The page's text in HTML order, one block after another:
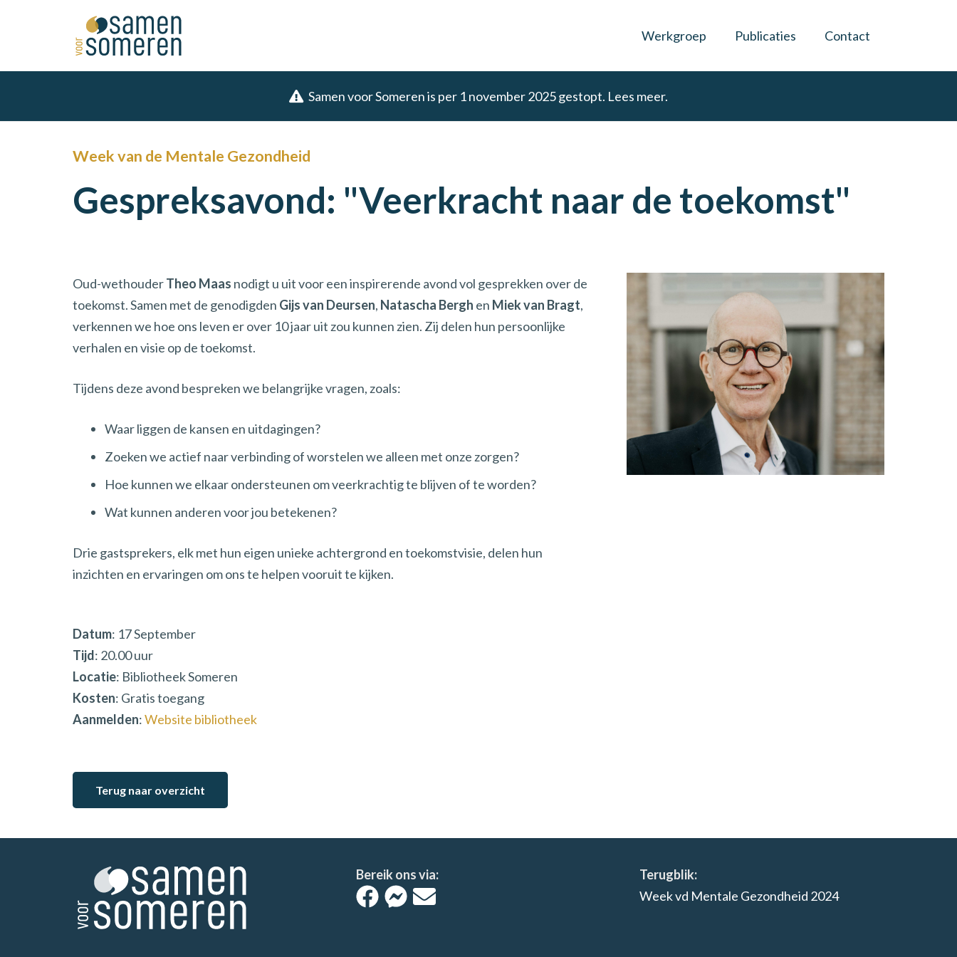
Werkgroep Publicaties Contact
Samen voor Someren is per 1 november 2025 gestopt. Lees meer.
Week van de Mentale Gezondheid
Gespreksavond: "Veerkracht naar de toekomst"
Oud-wethouderTheo Maas nodigt u uit voor een inspirerende avond vol gesprekken over de
toekomst. Samen met de genodigden Gijs van Deursen, Natascha Bergh en Miek van Bragt,
verkennen we hoe ons leven er over 10 jaar uit zou kunnen zien. Zij delen hun persoonlijke
verhalen en visie op de toekomst.
Tijdens deze avond bespreken we belangrijke vragen, zoals:
Waar liggen de kansen en uitdagingen?
Zoeken we actief naar verbinding of worstelen we alleen met onze zorgen?
Hoe kunnen we elkaar ondersteunen om veerkrachtig te blijven of te worden?
Wat kunnen anderen voor jou betekenen?
Drie gastsprekers, elk met hun eigen unieke achtergrond en toekomstvisie, delen hun
inzichten en ervaringen om ons te helpen vooruit te kijken.
Datum: 17 September
Tijd: 20.00 uur
Locatie: Bibliotheek Someren
Kosten: Gratis toegang
Aanmelden:Website bibliotheek
Terug naar overzicht
Bereik ons via:
Terugblik:
Week vd Mentale Gezondheid 2024